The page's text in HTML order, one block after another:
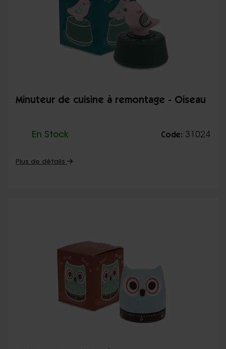
Minuteur de cuisine à remontage - Oiseau
En Stock Code: 31024
Plus de détails